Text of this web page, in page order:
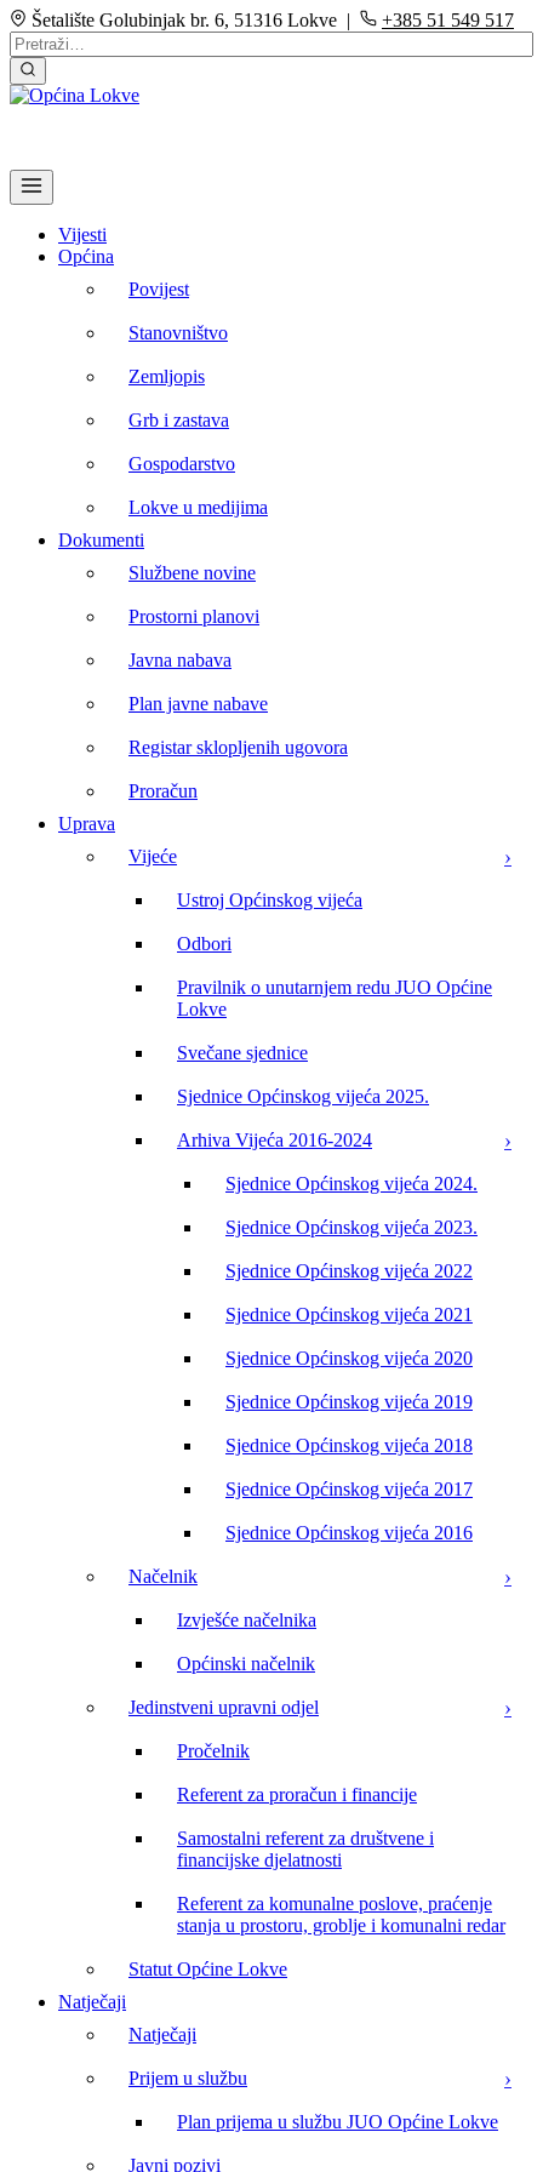
Šetalište Golubinjak br. 6, 51316 Lokve | +385 51 549 517
Vijesti
Općina
Povijest
Stanovništvo
Zemljopis
Grb i zastava
Gospodarstvo
Lokve u medijima
Dokumenti
Službene novine
Prostorni planovi
Javna nabava
Plan javne nabave
Registar sklopljenih ugovora
Proračun
Uprava
Vijeće
Ustroj Općinskog vijeća
Odbori
Pravilnik o unutarnjem redu JUO Općine
Lokve
Svečane sjednice
Sjednice Općinskog vijeća 2025.
Arhiva Vijeća 2016-2024
Sjednice Općinskog vijeća 2024.
Sjednice Općinskog vijeća 2023.
Sjednice Općinskog vijeća 2022
Sjednice Općinskog vijeća 2021
Sjednice Općinskog vijeća 2020
Sjednice Općinskog vijeća 2019
Sjednice Općinskog vijeća 2018
Sjednice Općinskog vijeća 2017
Sjednice Općinskog vijeća 2016
Načelnik
Izvješće načelnika
Općinski načelnik
Jedinstveni upravni odjel
Pročelnik
Referent za proračun i financije
Samostalni referent za društvene i
financijske djelatnosti
Referent za komunalne poslove, praćenje
stanja u prostoru, groblje i komunalni redar
Statut Općine Lokve
Natječaji
Natječaji
Prijem u službu
Plan prijema u službu JUO Općine Lokve
Javni pozivi